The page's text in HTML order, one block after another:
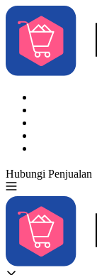
Hubungi Penjualan